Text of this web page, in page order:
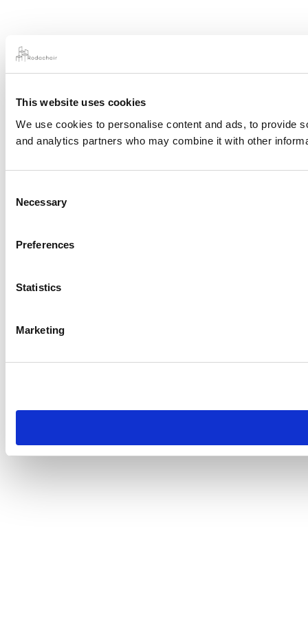
This website uses cookies
We use cookies to personalise content and ads, to provide
and analytics partners who may combine it with other
Selection
Necessary
Preferences
Statistics
Marketing